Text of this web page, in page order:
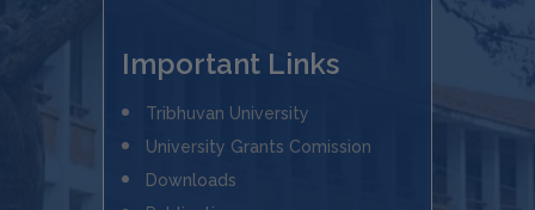
Important Links
Tribhuvan University
University Grants Comission
Downloads